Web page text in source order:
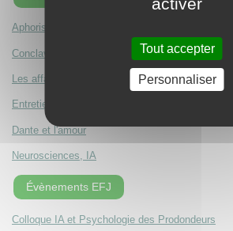
Aphorismes de Robert Blacher
Conclave, ou l'épreuve du centre
Les affamés du pouvoir
Entretien avec Nathan Fraikin
Dante et l'amour
Neurosciences, IA
Évènements EFJ
Colloque IA et Psychologie des Prodondeurs
Tout accepter
Personnaliser